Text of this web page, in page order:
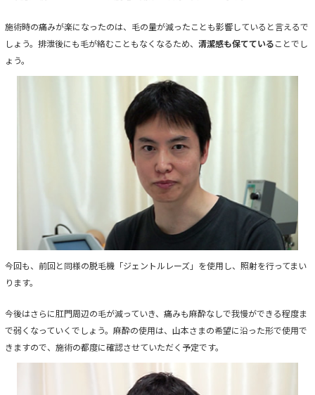
施術時の痛みが楽になったのは、毛の量が減ったことも影響していると言えるで
しょう。排泄後にも毛が絡むこともなくなるため、 清潔感も保てていることでし
ょう。
今回も、前回と同様の脱毛機「ジェントルレーズ」を使用し、照射を行ってまい
ります。
今後はさらに肛門周辺の毛が減っていき、痛みも麻酔なしで我慢ができる程度ま
で弱くなっていくでしょう。麻酔の使用は、山本さまの希望に沿った形で使用で
きますので、施術の都度に確認させていただく予定です。